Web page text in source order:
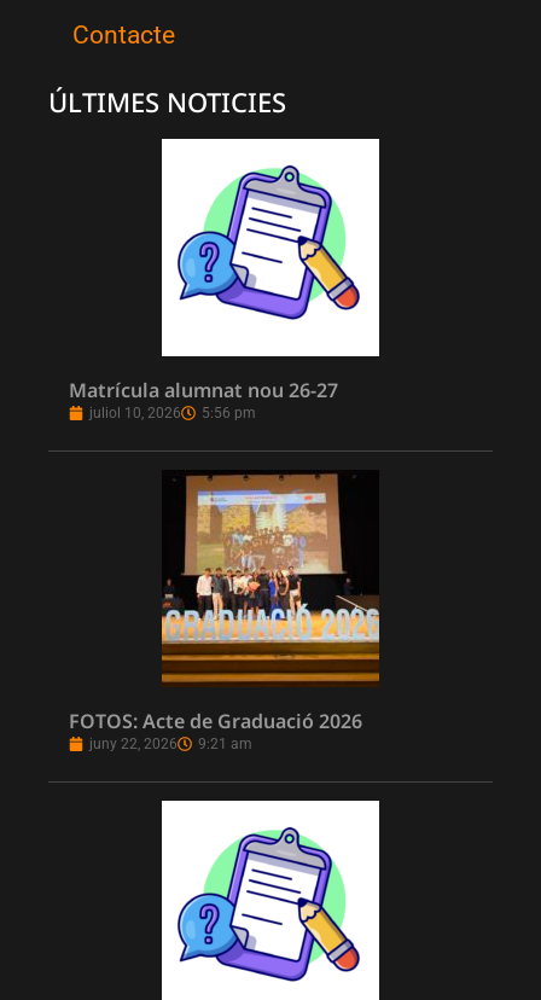
Contacte
ÚLTIMES NOTICIES
Matrícula alumnat nou 26-27
juliol 10, 2026 5:56 pm
FOTOS: Acte de Graduació 2026
juny 22, 2026 9:21 am